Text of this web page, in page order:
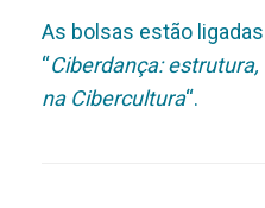
As bolsas estão
“Ciberdança:
na Cibercultura“.